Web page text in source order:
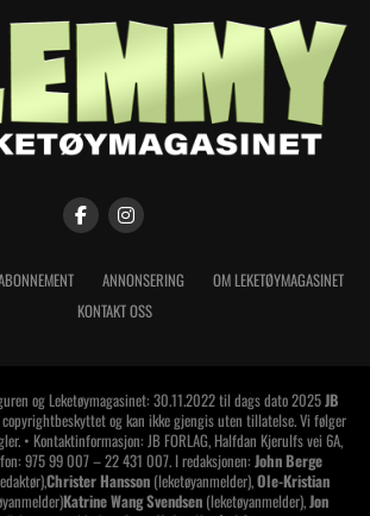
ANNONSERING
OM LEKETØYMAGASINET
KONTAKT OSS
og Leketøymagasinet: 30.11.2022 til dags dato 2025JB
og kan ikke gjengis uten tillatelse. Vi følger
• Kontaktinformasjon: JB FORLAG, Halfdan Kjerulfs vei 6A,
975 99 007 – 22 431 007. I redaksjonen:John Berge
Christer Hansson(leketøyanmelder),Ole-Kristian
Katrine Wang Svendsen (leketøyanmelder),Jon